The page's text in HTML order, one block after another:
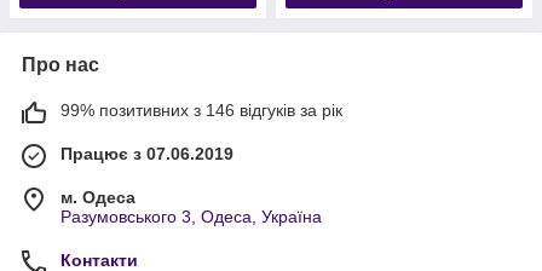
Про нас
99% позитивних з 146 відгуків за рік
Працює з 07.06.2019
м. Одеса
Разумовського 3, Одеса, Україна
Контакти